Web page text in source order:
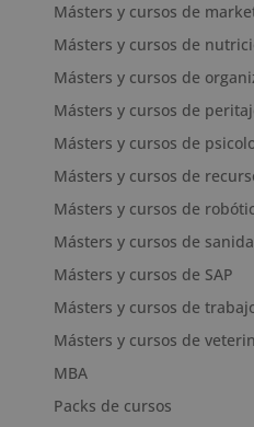
Másters y cursos de
Másters y cursos de
Másters y cursos de
Másters y cursos de
Másters y cursos de
Másters y cursos de
Másters y cursos de
Másters y cursos de
Másters y cursos de SAP
Másters y cursos de
Másters y cursos de
MBA
Packs de cursos